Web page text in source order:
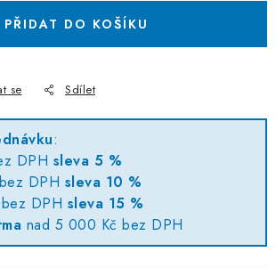
PŘIDAT DO KOŠÍKU
se Sdílet
:
DPH sleva 5 %
DPH sleva 10 %
DPH sleva 15 %
nad 5 000 Kč bez DPH